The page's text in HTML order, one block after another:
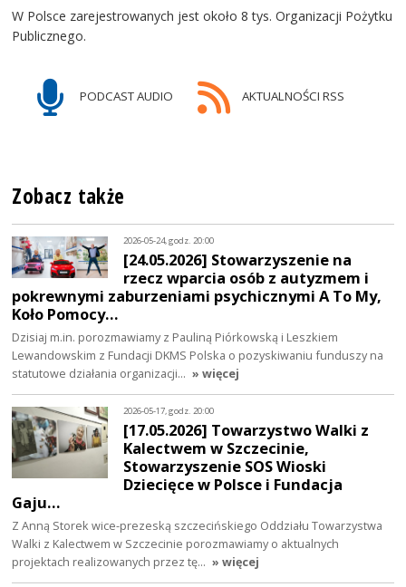
W Polsce zarejestrowanych jest około 8 tys. Organizacji Pożytku
Publicznego.
PODCAST AUDIO AKTUALNOŚCI RSS
Zobacz także
2026-05-24, godz. 20:00
[24.05.2026] Stowarzyszenie na
rzecz wparcia osób z autyzmem i
pokrewnymi zaburzeniami psychicznymi A To My,
Koło Pomocy…
Dzisiaj m.in. porozmawiamy z Pauliną Piórkowską i Leszkiem
Lewandowskim z Fundacji DKMS Polska o pozyskiwaniu funduszy na
statutowe działania organizacji… » więcej
2026-05-17, godz. 20:00
[17.05.2026] Towarzystwo Walki z
Kalectwem w Szczecinie,
Stowarzyszenie SOS Wioski
Dziecięce w Polsce i Fundacja
Gaju…
Z Anną Storek wice-prezeską szczecińskiego Oddziału Towarzystwa
Walki z Kalectwem w Szczecinie porozmawiamy o aktualnych
projektach realizowanych przez tę… » więcej